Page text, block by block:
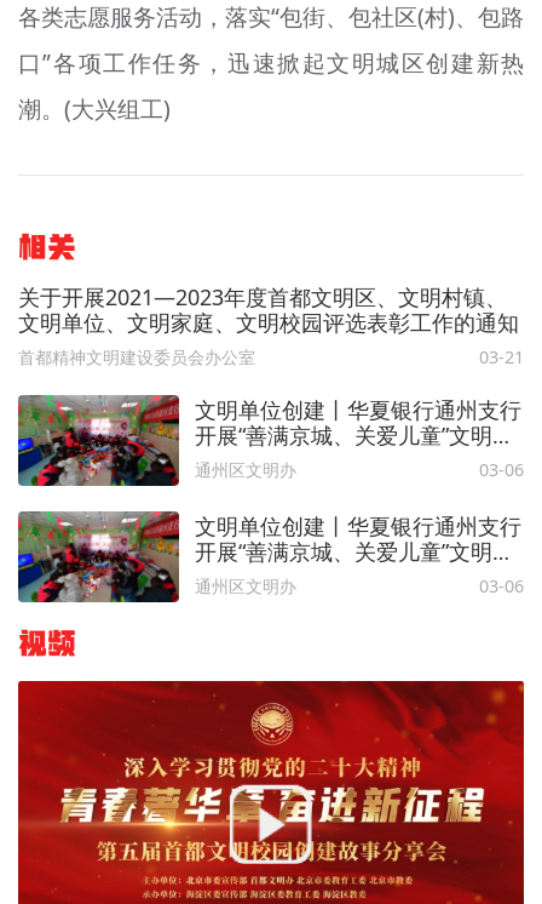
各类志愿服务活动，落实“包街、包社区(村)、包路
口”各项工作任务，迅速掀起文明城区创建新热
潮。(大兴组工)
相关
关于开展2021—2023年度首都文明区、文明村镇、
文明单位、文明家庭、文明校园评选表彰工作的通知
首都精神文明建设委员会办公室 03-21
文明单位创建丨华夏银行通州支行
开展“善满京城、关爱儿童”文明单
位志愿服务活动
通州区文明办 03-06
文明单位创建丨华夏银行通州支行
开展“善满京城、关爱儿童”文明单
位志愿服务活动
通州区文明办 03-06
视频